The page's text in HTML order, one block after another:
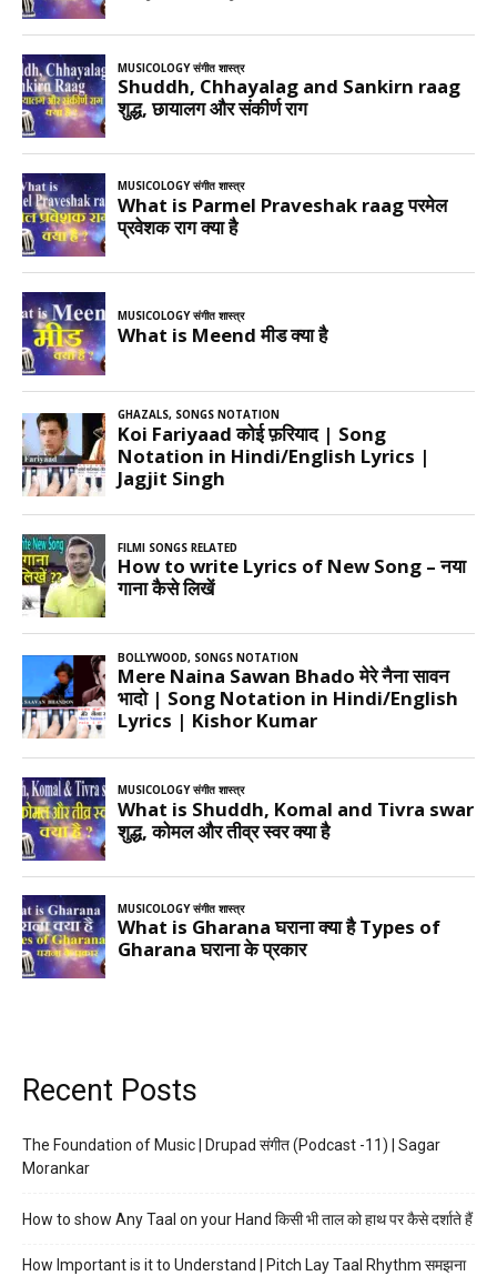
Recent Posts
The Foundation of Music | Drupad संगीत (Podcast -11) | Sagar
Morankar
How to show Any Taal on your Hand किसी भी ताल को हाथ पर कैसे दर्शाते हैं
How Important is it to Understand | Pitch Lay Taal Rhythm समझना